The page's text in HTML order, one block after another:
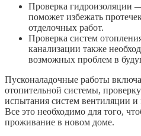
Проверка гидроизоляции
поможет избежать
отделочных работ.
Проверка систем
канализации также
возможных проблем в
Пусконаладочные работы
отопительной системы,
испытания систем вентиляции
Все это необходимо для того,
проживание в новом доме.